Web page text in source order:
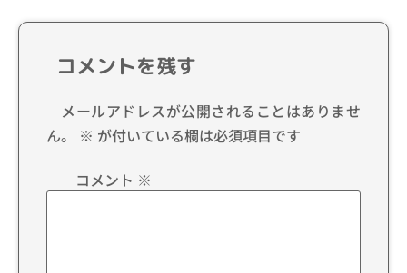
コメントを残す
メールアドレスが公開されることはありませ
ん。
※ が付いている欄は必須項目です
コメント ※